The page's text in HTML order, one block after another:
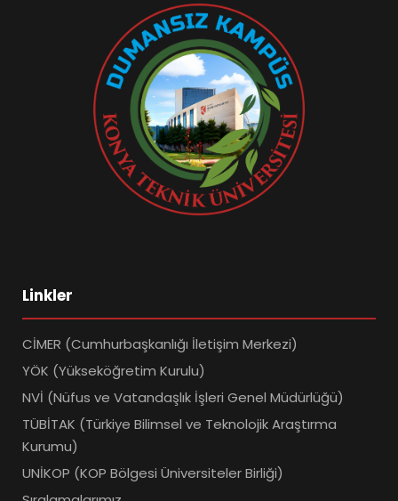
Linkler
CİMER (Cumhurbaşkanlığı İletişim Merkezi)
YÖK (Yükseköğretim Kurulu)
NVİ (Nüfus ve Vatandaşlık İşleri Genel Müdürlüğü)
TÜBİTAK (Türkiye Bilimsel ve Teknolojik Araştırma
Kurumu)
UNİKOP (KOP Bölgesi Üniversiteler Birliği)